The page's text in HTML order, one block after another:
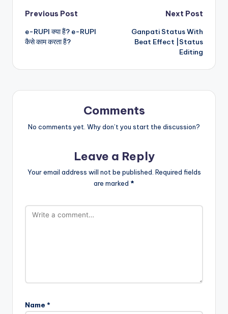
Post
navigation
Previous Post
e-RUPI क्या हैं? e-RUPI
कैसे काम करता हैं?
Next Post
Ganpati Status With
Beat Effect |Status
Editing
Comments
No comments yet. Why don’t you start the discussion?
Leave a Reply
Your email address will not be published. Required fields
are marked *
Name *